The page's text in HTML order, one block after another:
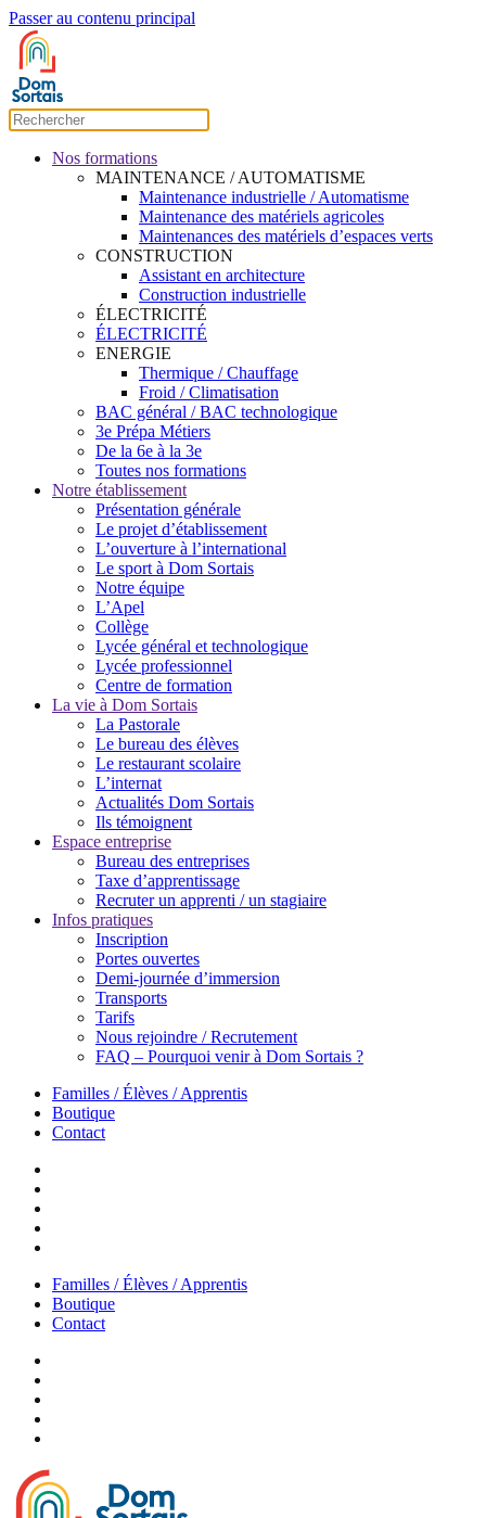
Passer au contenu principal
Nos formations
MAINTENANCE / AUTOMATISME
Maintenance industrielle / Automatisme
Maintenance des matériels agricoles
Maintenances des matériels d’espaces verts
CONSTRUCTION
Assistant en architecture
Construction industrielle
ÉLECTRICITÉ
ÉLECTRICITÉ
ENERGIE
Thermique / Chauffage
Froid / Climatisation
BAC général / BAC technologique
3e Prépa Métiers
De la 6e à la 3e
Toutes nos formations
Notre établissement
Présentation générale
Le projet d’établissement
L’ouverture à l’international
Le sport à Dom Sortais
Notre équipe
L’Apel
Collège
Lycée général et technologique
Lycée professionnel
Centre de formation
La vie à Dom Sortais
La Pastorale
Le bureau des élèves
Le restaurant scolaire
L’internat
Actualités Dom Sortais
Ils témoignent
Espace entreprise
Bureau des entreprises
Taxe d’apprentissage
Recruter un apprenti / un stagiaire
Infos pratiques
Inscription
Portes ouvertes
Demi-journée d’immersion
Transports
Tarifs
Nous rejoindre / Recrutement
FAQ – Pourquoi venir à Dom Sortais ?
Familles / Élèves / Apprentis
Boutique
Contact
Familles / Élèves / Apprentis
Boutique
Contact